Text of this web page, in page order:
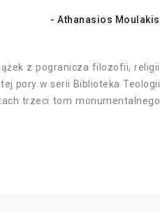
- Athanasios Moulakis
z pogranicza filozofii, religii
tej pory w serii Biblioteka Teologii
trzeci tom monumentalnego